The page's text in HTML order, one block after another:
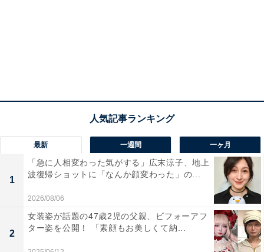
最新 一週間 一ヶ月
1
「急に人相変わった気がする」広末涼子、地上
波復帰ショットに「なんか顔変わった」の...
2026/08/06
2
女装姿が話題の47歳2児の父親、ビフォーアフ
ター姿を公開！ 「素顔もお美しくて納...